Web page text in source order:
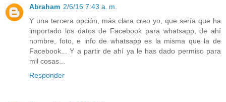
Abraham 2/6/16 7:43 a. m.
Y una tercera opción, más clara creo yo, que sería que ha
importado los datos de Facebook para whatsapp, de ahí
nombre, foto, e info de whatsapp es la misma que la de
Facebook... Y a partir de ahí ya le has dado permiso para
mil cosas...
Responder